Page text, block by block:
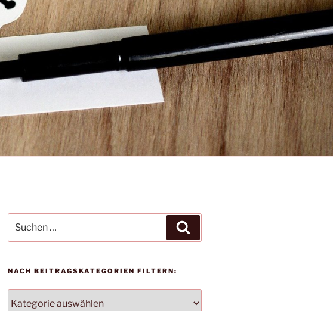
nach:
NACH BEITRAGSKATEGORIEN FILTERN:
BEITRAGSKATEGORIEN